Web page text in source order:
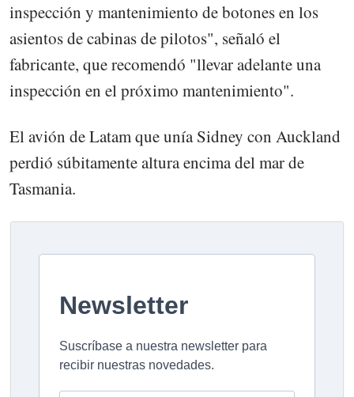
inspección y mantenimiento de botones en los
asientos de cabinas de pilotos", señaló el
fabricante, que recomendó "llevar adelante una
inspección en el próximo mantenimiento".
El avión de Latam que unía Sidney con Auckland
perdió súbitamente altura encima del mar de
Tasmania.